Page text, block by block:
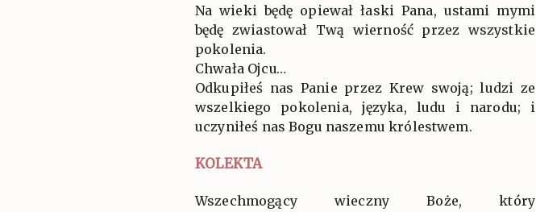
Na wieki będę opiewał łaski Pana, ustami mymi
będę zwiastował Twą wierność przez wszystkie
pokolenia.
Chwała Ojcu…
Odkupiłeś nas Panie przez Krew swoją; ludzi ze
wszelkiego pokolenia, języka, ludu i narodu; i
uczyniłeś nas Bogu naszemu królestwem.
KOLEKTA
Wszechmogący wieczny Boże, który